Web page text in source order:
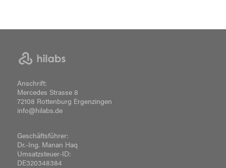
Anschrift:
Mercedes Strasse 8
72108 Rottenburg Ergenzingen
info@hilabs.de
Geschäftsführer:
Dr.-Ing. Manan Haq
Umsatzsteuer-ID:
DE320348384